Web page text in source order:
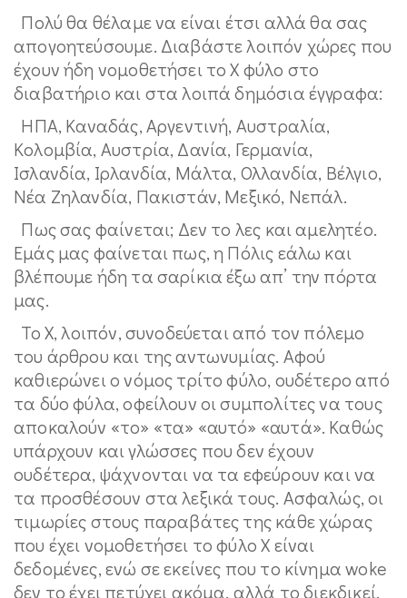
Πολύ θα θέλαμε να είναι έτσι αλλά θα σας
απογοητεύσουμε. Διαβάστε λοιπόν χώρες που
έχουν ήδη νομοθετήσει το Χ φύλο στο
διαβατήριο και στα λοιπά δημόσια έγγραφα:
ΗΠΑ, Καναδάς, Αργεντινή, Αυστραλία,
Κολομβία, Αυστρία, Δανία, Γερμανία,
Ισλανδία, Ιρλανδία, Μάλτα, Ολλανδία, Βέλγιο,
Νέα Ζηλανδία, Πακιστάν, Μεξικό, Νεπάλ.
Πως σας φαίνεται; Δεν το λες και αμελητέο.
Εμάς μας φαίνεται πως, η Πόλις εάλω και
βλέπουμε ήδη τα σαρίκια έξω απ’ την πόρτα
μας.
Το Χ, λοιπόν, συνοδεύεται από τον πόλεμο
του άρθρου και της αντωνυμίας. Αφού
καθιερώνει ο νόμος τρίτο φύλο, ουδέτερο από
τα δύο φύλα, οφείλουν οι συμπολίτες να τους
αποκαλούν «το» «τα» «αυτό» «αυτά». Καθώς
υπάρχουν και γλώσσες που δεν έχουν
ουδέτερα, ψάχνονται να τα εφεύρουν και να
τα προσθέσουν στα λεξικά τους. Ασφαλώς, οι
τιμωρίες στους παραβάτες της κάθε χώρας
που έχει νομοθετήσει το φύλο Χ είναι
δεδομένες, ενώ σε εκείνες που το κίνημα woke
δεν το έχει πετύχει ακόμα, αλλά το διεκδικεί,